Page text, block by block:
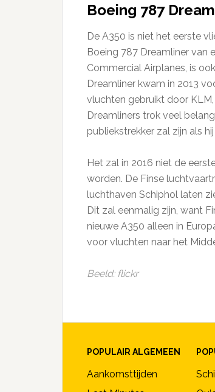
Boeing 787
De A350 is niet het eerste
Boeing 787 Dreamliner van
Commercial Airplanes, is
Dreamliner kwam in 2013
vluchten gebruikt door
Dreamliners trok veel
publiekstrekker zal zijn als
Het zal in 2016 niet de
worden. De Finse
luchthaven Schiphol laten
Dit zal eenmalig zijn, want
nieuwe A350 alleen in
voor vluchten naar het
Beeld: flickr
POPULAIR ALGEMEEN
Aankomsttijden